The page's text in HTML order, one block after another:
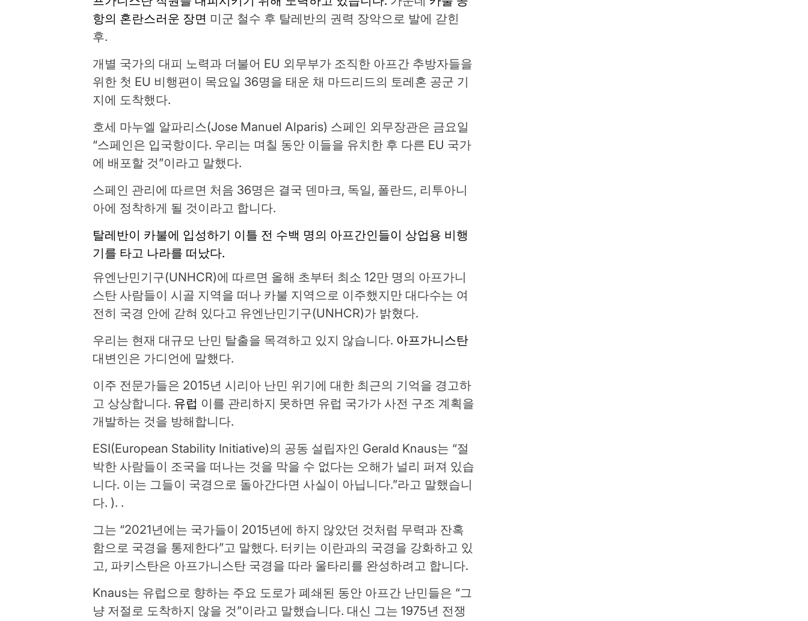
항의 혼란스러운 장면 미군 철수 후 탈레반의 권력 장악으로 발에 갇힌
후.
개별 국가의 대피 노력과 더불어 EU 외무부가 조직한 아프간 추방자들을
위한 첫 EU 비행편이 목요일 36명을 태운 채 마드리드의 토레혼 공군 기
지에 도착했다.
호세 마누엘 알파리스(Jose Manuel Alparis) 스페인 외무장관은 금요일
“스페인은 입국항이다. 우리는 며칠 동안 이들을 유치한 후 다른 EU 국가
에 배포할 것”이라고 말했다.
스페인 관리에 따르면 처음 36명은 결국 덴마크, 독일, 폴란드, 리투아니
아에 정착하게 될 것이라고 합니다.
탈레반이 카불에 입성하기 이틀 전 수백 명의 아프간인들이 상업용 비행
기를 타고 나라를 떠났다.
유엔난민기구(UNHCR)에 따르면 올해 초부터 최소 12만 명의 아프가니
스탄 사람들이 시골 지역을 떠나 카불 지역으로 이주했지만 대다수는 여
전히 국경 안에 갇혀 있다고 유엔난민기구(UNHCR)가 밝혔다.
우리는 현재 대규모 난민 탈출을 목격하고 있지 않습니다. 아프가니스탄
대변인은 가디언에 말했다.
이주 전문가들은 2015년 시리아 난민 위기에 대한 최근의 기억을 경고하
고 상상합니다. 유럽 이를 관리하지 못하면 유럽 국가가 사전 구조 계획을
개발하는 것을 방해합니다.
ESI(European Stability Initiative)의 공동 설립자인 Gerald Knaus는 “절
박한 사람들이 조국을 떠나는 것을 막을 수 없다는 오해가 널리 퍼져 있습
니다. 이는 그들이 국경으로 돌아간다면 사실이 아닙니다.”라고 말했습니
다. ). .
그는 “2021년에는 국가들이 2015년에 하지 않았던 것처럼 무력과 잔혹
함으로 국경을 통제한다”고 말했다. 터키는 이란과의 국경을 강화하고 있
고, 파키스탄은 아프가니스탄 국경을 따라 울타리를 완성하려고 합니다.
Knaus는 유럽으로 향하는 주요 도로가 폐쇄된 동안 아프간 난민들은 “그
냥 저절로 도착하지 않을 것”이라고 말했습니다. 대신 그는 1975년 전쟁